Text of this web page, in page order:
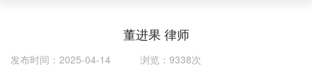
董进果 律师
发布时间：2025-04-14 浏览：9338次